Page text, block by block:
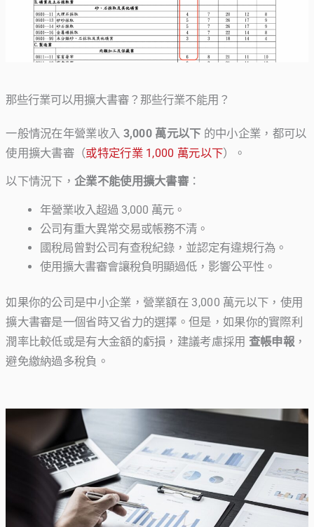
那些行業可以用擴大書審？那些行業不能用？
一般情況在年營業收入 3,000 萬元以下 的中小企業，都可以
使用擴大書審（或特定行業 1,000 萬元以下）。
以下情況下，企業不能使用擴大書審 ：
年營業收入超過 3,000 萬元。
公司有重大異常交易或帳務不清。
國稅局曾對公司有查稅紀錄，並認定有違規行為。
使用擴大書審會讓稅負明顯過低，影響公平性。
如果你的公司是中小企業，營業額在 3,000 萬元以下，使用
擴大書審是一個省時又省力的選擇。但是，如果你的實際利
潤率比較低或是有大金額的虧損，建議考慮採用 查帳申報 ，
避免繳納過多稅負。